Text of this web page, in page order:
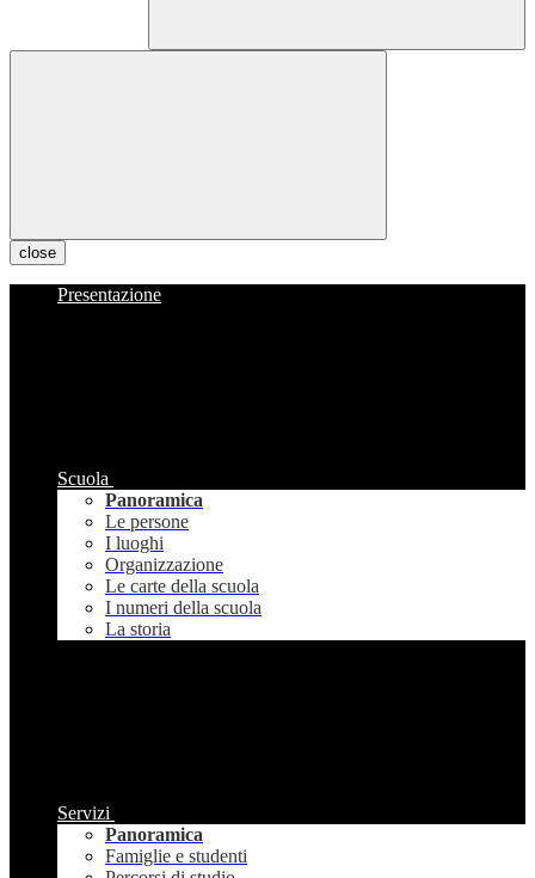
close
Presentazione
Scuola
Panoramica
Le persone
I luoghi
Organizzazione
Le carte della scuola
I numeri della scuola
La storia
Servizi
Panoramica
Famiglie e studenti